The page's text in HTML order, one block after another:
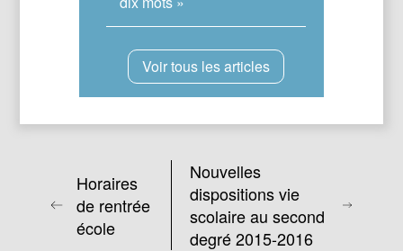
Voir tous les articles
Horaires
de rentrée
école
Nouvelles
dispositions vie
scolaire au second
degré 2015-2016